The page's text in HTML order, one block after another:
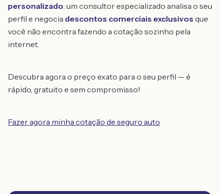
personalizado: um consultor especializado analisa o seu
perfil e negocia descontos comerciais exclusivos que
você não encontra fazendo a cotação sozinho pela
internet.
Descubra agora o preço exato para o seu perfil — é
rápido, gratuito e sem compromisso!
Fazer agora minha cotação de seguro auto